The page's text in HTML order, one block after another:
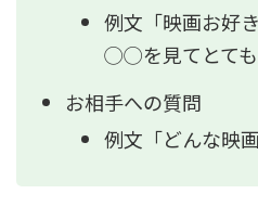
例文「映画お好
◯◯を見てとても
お相手への質問
例文「どんな映